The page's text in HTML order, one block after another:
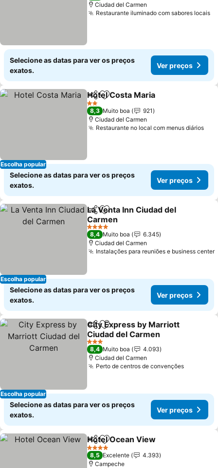
Ciudad del Carmen
Restaurante iluminado com sabores locais
Selecione as datas para ver os preços
exatos.
Ver preços
Escolha popular
PartilharAdicionar aos favoritos
Hotel Costa Maria
2 Estrelas
8,3 Muito boa
921
Ciudad del Carmen
Restaurante no local com menus diários
Selecione as datas para ver os preços
exatos.
Ver preços
Escolha popular
PartilharAdicionar aos favoritos
La Venta Inn Ciudad del
Carmen
Ver preços
4 Estrelas
8,4 Muito boa
6.345
Ciudad del Carmen
Instalações para reuniões e business center
Selecione as datas para ver os preços
exatos.
Ver preços
Escolha popular
PartilharAdicionar aos favoritos
City Express by Marriott
Ciudad del Carmen
Ver preços
3 Estrelas
8,4 Muito boa
4.093
Ciudad del Carmen
Perto de centros de convençõesVer
Selecione as datas para ver os preços
exatos.
Ver preços
PartilharAdicionar aos favoritos
Hotel Ocean View
4 Estrelas
8,5 Excelente
4.393
Campeche